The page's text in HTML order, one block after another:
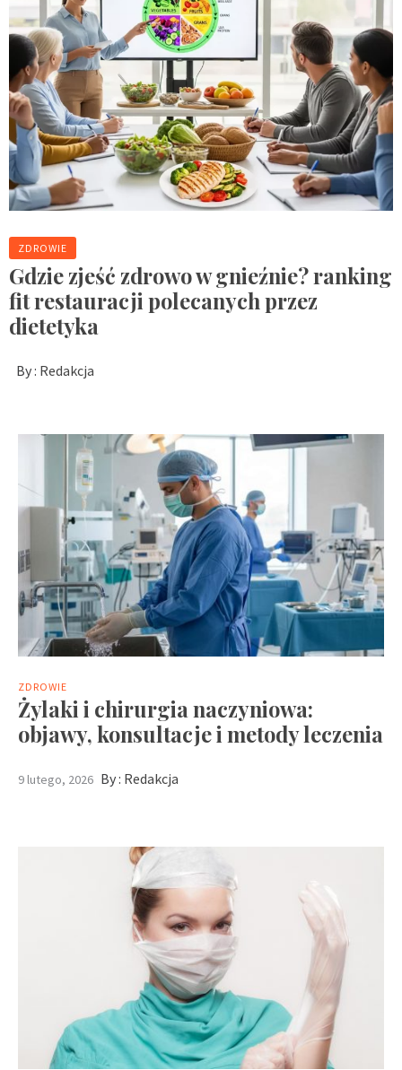
ZDROWIE
Gdzie zjeść zdrowo w gnieźnie? ranking
fit restauracji polecanych przez
dietetyka
By : Redakcja
ZDROWIE
Żylaki i chirurgia naczyniowa:
objawy, konsultacje i metody leczenia
9 lutego, 2026 By : Redakcja